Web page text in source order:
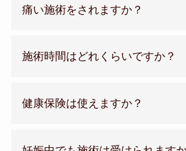
痛い施術をされますか？
施術時間はどれくらいですか？
健康保険は使えますか？